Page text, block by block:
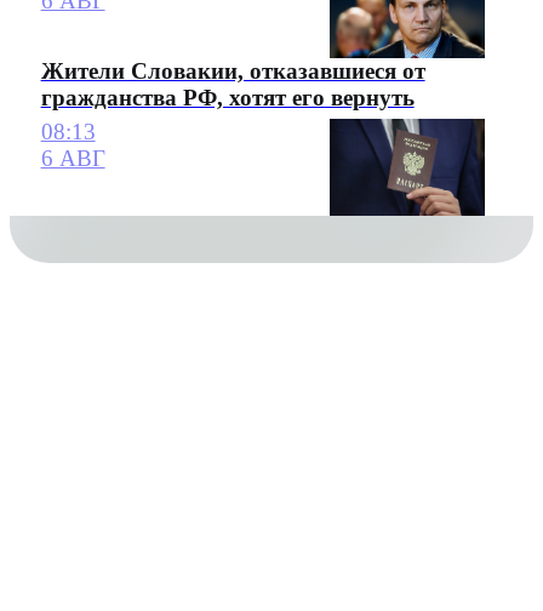
Жители Словакии, отказавшиеся от
гражданства РФ, хотят его вернуть
08:13
6 АВГ